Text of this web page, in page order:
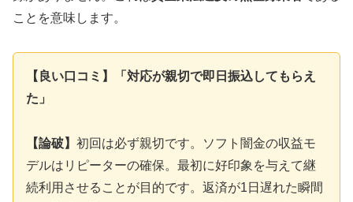
ことを意味します。
【良い口コミ】「対応が親切で即日振込してもらえ
た」
【論破】 初回は必ず親切です。ソフト闇金の収益モ
デルはリピーターの確保。最初に好印象を与えて継
続利用させることが目的です。返済が1日遅れた瞬間